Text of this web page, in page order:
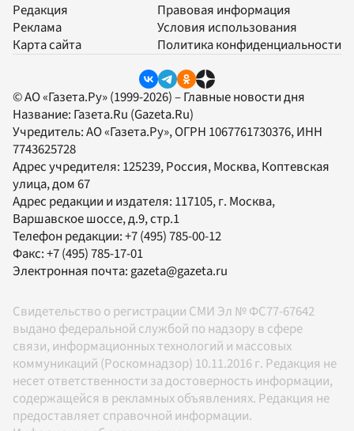
Редакция
Реклама
Карта сайта
Правовая информация
Условия использования
Политика конфиденциальности
© АО «Газета.Ру» (1999-2026) – Главные новости дня
Название: Газета.Ru (Gazeta.Ru)
Учредитель:АО «Газета.Ру», ОГРН 1067761730376, ИНН
7743625728
Адрес учредителя: 125239, Россия, Москва, Коптевская
улица, дом 67
Адрес редакции и издателя: 117105, г. Москва,
Варшавское шоссе, д.9, стр.1
Телефон редакции:+7 (495) 785-00-12
Факс:+7 (495) 785-17-01
Электронная почта:gazeta@gazeta.ru
Свидетельство о регистрации СМИ Эл № ФС77-67642
выдано федеральной службой по надзору в сфере
связи, информационных технологий и массовых
коммуникаций (Роскомнадзор) 10.11.2016 г. Редакция не
несет ответственности за достоверность информации,
содержащейся в рекламных объявлениях. Редакция не
предоставляет справочной информации.